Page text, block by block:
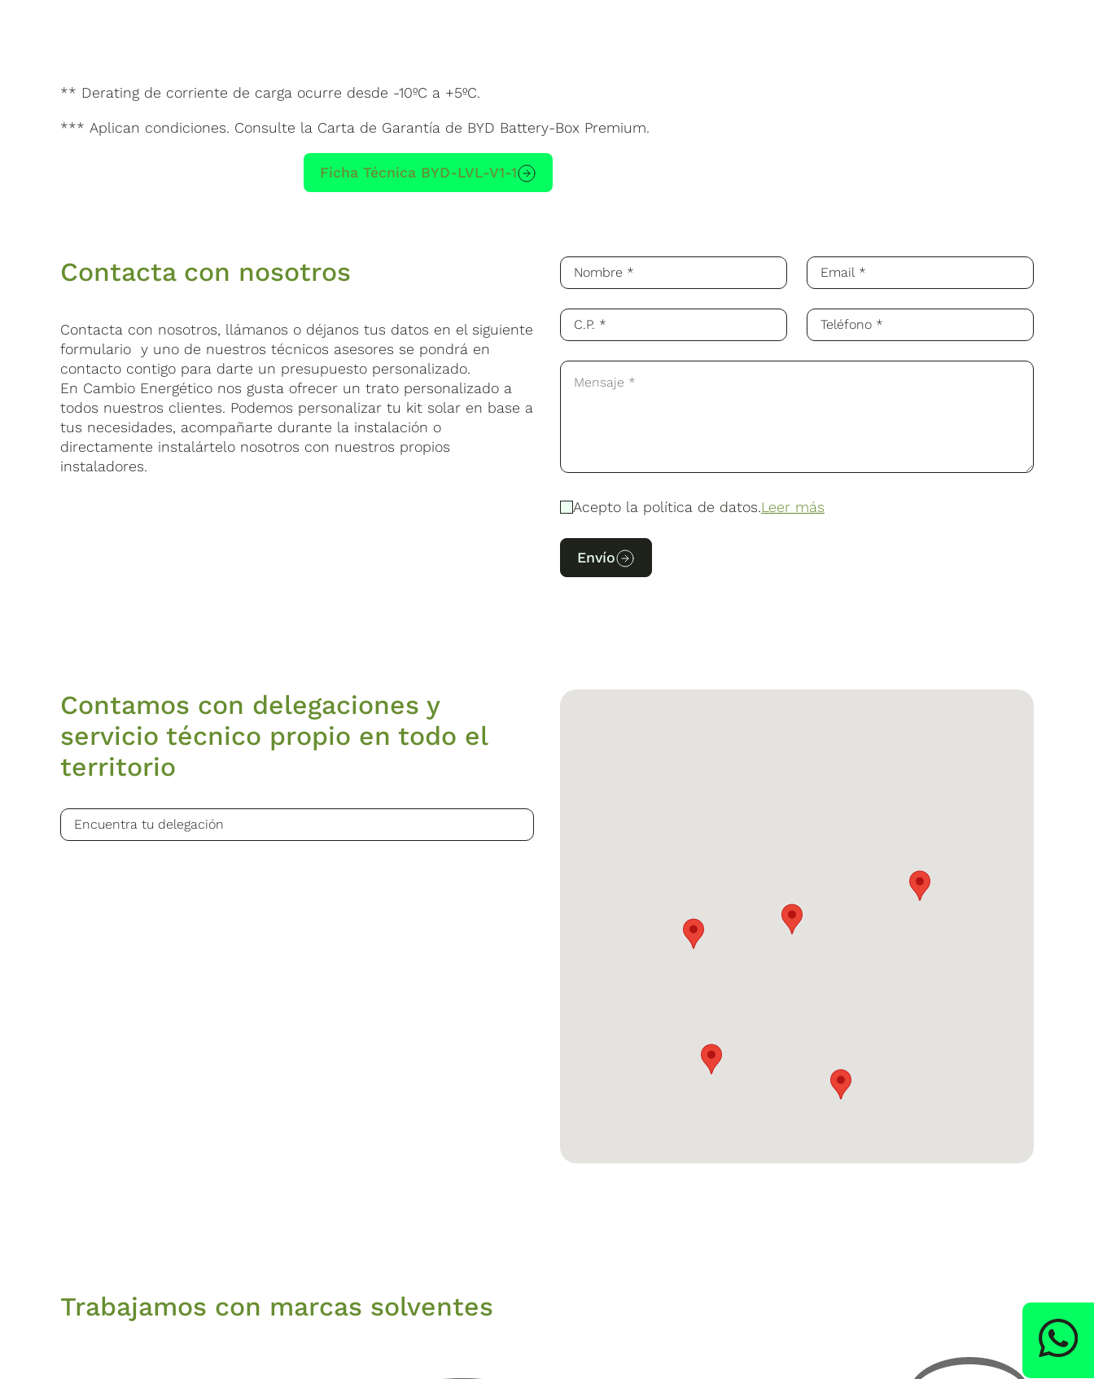
** Derating de corriente de carga ocurre desde -10ºC a +5ºC.
*** Aplican condiciones. Consulte la Carta de Garantía de BYD Battery-Box Premium.
Ficha Técnica BYD-LVL-V1-1
Contacta con nosotros
Contacta con nosotros, llámanos o déjanos tus datos en el siguiente
formulario y uno de nuestros técnicos asesores se pondrá en
contacto contigo para darte un presupuesto personalizado.
En Cambio Energético nos gusta ofrecer un trato personalizado a
todos nuestros clientes. Podemos personalizar tu kit solar en base a
tus necesidades, acompañarte durante la instalación o
directamente instalártelo nosotros con nuestros propios
instaladores.
Acepto la política de datos.Leer más
Envío
Contamos con delegaciones y
servicio técnico propio en todo el
territorio
Trabajamos con marcas solventes